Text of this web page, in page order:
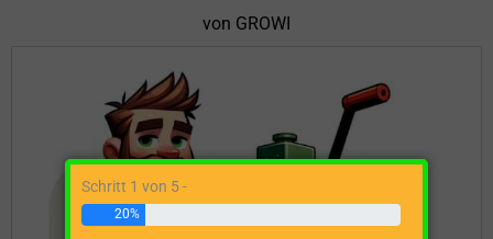
von GROWI
Schritt 1 von 5 -
20%